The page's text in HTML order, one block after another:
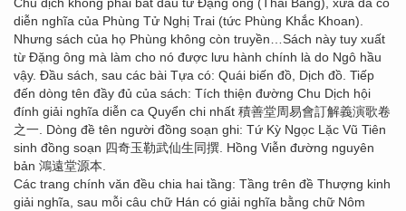
diễn nghĩa của Phùng Tử Nghị Trai (tức Phùng Khắc Khoan).
Nhưng sách của họ Phùng không còn truyền…Sách này tuy xuất
từ Đặng ông mà làm cho nó được lưu hành chính là do Ngô hầu
vậy. Đầu sách, sau các bài Tựa có: Quái biến đồ, Dịch đồ. Tiếp
đến dòng tên đầy đủ của sách: Tích thiện đường Chu Dịch hội
đính giải nghĩa diễn ca Quyển chi nhất 積善堂周易會訂解義演歌卷
之一. Dòng đề tên người đồng soạn ghi: Tứ Kỳ Ngọc Lặc Vũ Tiên
sinh đồng soạn 四奇玉勒武仙生同撰. Hồng Viễn đường nguyên
bản 鴻遠堂源本.
Các trang chính văn đều chia hai tầng: Tầng trên đề Thượng kinh
giải nghĩa, sau mỗi câu chữ Hán có giải nghĩa bằng chữ Nôm